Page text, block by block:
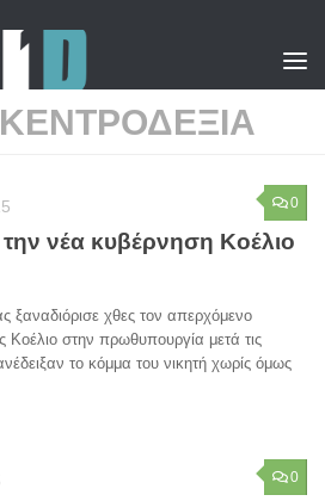
ΚΕΝΤΡΟΔΕΞΙΑ
0
νέα κυβέρνηση Κοέλιο
ξαναδιόρισε χθες τον απερχόμενο
στην πρωθυπουργία μετά τις
το κόμμα του νικητή χωρίς όμως
0